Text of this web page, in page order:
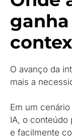
O avanço da
mais a
Em um
IA, o conteúdo
e facilmente